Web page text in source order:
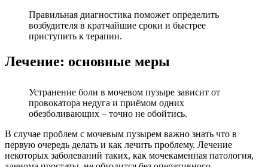
Правильная диагностика поможет определить
возбудителя в кратчайшие сроки и быстрее
приступить к терапии.
Лечение: основные меры
Устранение боли в мочевом пузыре зависит от
провокатора недуга и приёмом одних
обезболивающих – точно не обойтись.
В случае проблем с мочевым пузырем важно знать что в
первую очередь делать и как лечить проблему. Лечение
некоторых заболеваний таких, как мочекаменная патология,